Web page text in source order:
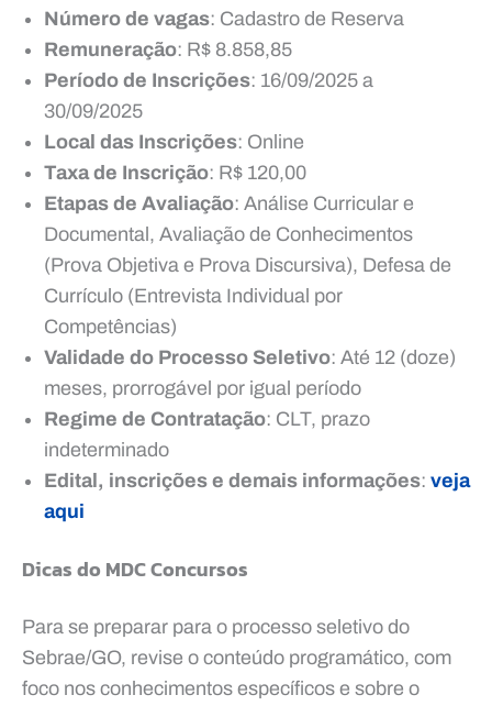
Número de vagas: Cadastro de Reserva
Remuneração: R$ 8.858,85
Período de Inscrições: 16/09/2025 a
30/09/2025
Local das Inscrições: Online
Taxa de Inscrição: R$ 120,00
Etapas de Avaliação: Análise Curricular e
Documental, Avaliação de Conhecimentos
(Prova Objetiva e Prova Discursiva), Defesa de
Currículo (Entrevista Individual por
Competências)
Validade do Processo Seletivo: Até 12 (doze)
meses, prorrogável por igual período
Regime de Contratação: CLT, prazo
indeterminado
Edital, inscrições e demais informações: veja
aqui
Dicas do MDC Concursos
Para se preparar para o processo seletivo do
Sebrae/GO, revise o conteúdo programático, com
foco nos conhecimentos específicos e sobre o